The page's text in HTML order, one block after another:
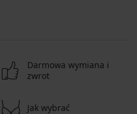
Darmowa wymiana i
zwrot
Jak wybrać